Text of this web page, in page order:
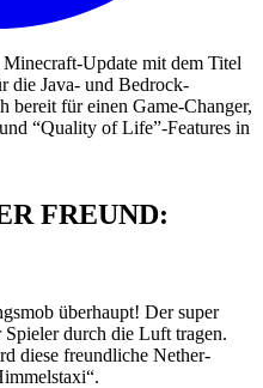
Update mit dem Titel
die Java- und Bedrock-
für einen Game-Changer,
“Quality of Life”-Features in
FREUND:
überhaupt! Der super
durch die Luft tragen.
diese freundliche Nether-